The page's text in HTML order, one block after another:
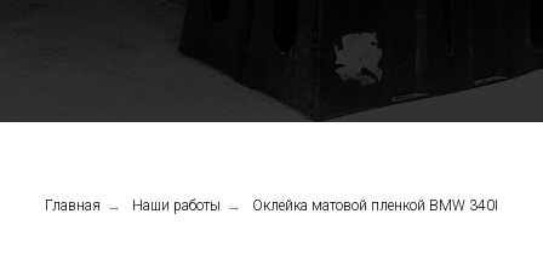
Главная → Наши работы → Оклейка матовой пленкой BMW 340I